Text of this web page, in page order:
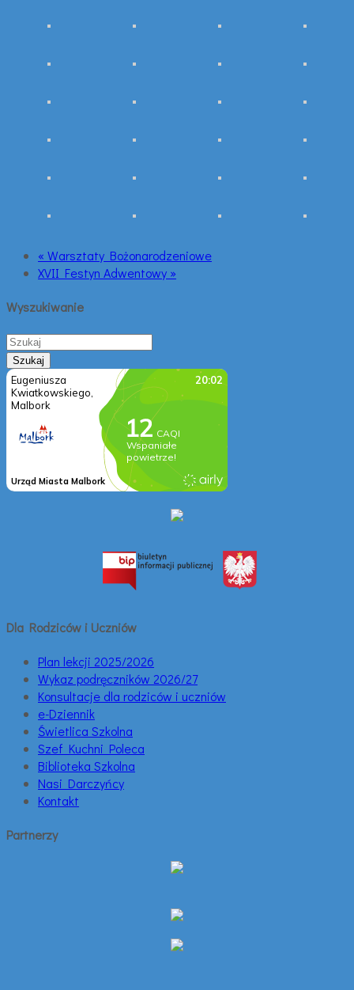
« Warsztaty Bożonarodzeniowe
XVII Festyn Adwentowy »
Wyszukiwanie
Dla Rodziców i Uczniów
Plan lekcji 2025/2026
Wykaz podręczników 2026/27
Konsultacje dla rodziców i uczniów
e-Dziennik
Świetlica Szkolna
Szef Kuchni Poleca
Biblioteka Szkolna
Nasi Darczyńcy
Kontakt
Partnerzy